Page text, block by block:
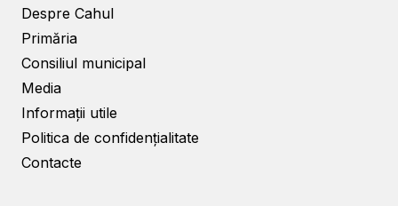
Despre Cahul
Primăria
Consiliul municipal
Media
Informații utile
Politica de confidențialitate
Contacte